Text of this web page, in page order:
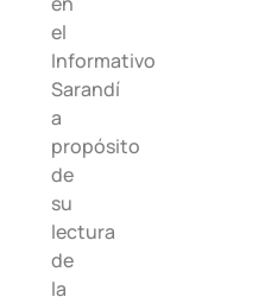
el
Informativo
Sarandí
a
propósito
de
su
lectura
de
la